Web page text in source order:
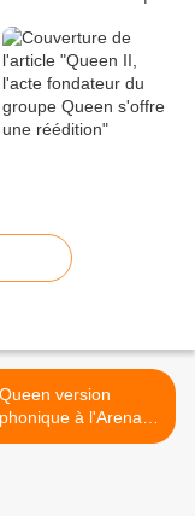
Queen version
à l'Arena
d’Aix. >